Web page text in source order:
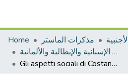
Home مذكرات الماستر
مذكرات الماستر اللغات الإسبانية والإيطالية والألمانية
Gli aspetti sociali di Costantina nel romanzo La Trottola di Abdelmalek Smari